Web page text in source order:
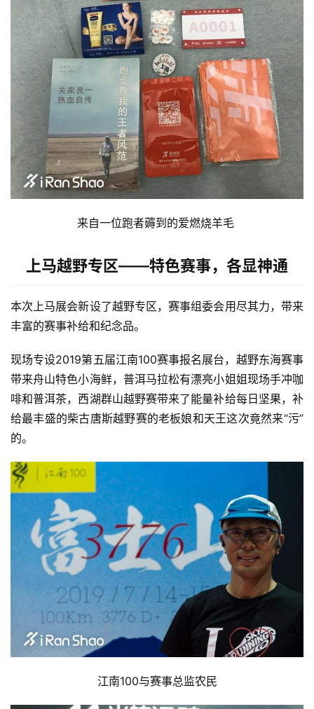
来自一位跑者薅到的爱燃烧羊毛
上马越野专区——特色赛事，各显神通
本次上马展会新设了越野专区，赛事组委会用尽其力，带来
丰富的赛事补给和纪念品。
现场专设2019第五届江南100赛事报名展台，越野东海赛事
带来舟山特色小海鲜，普洱马拉松有漂亮小姐姐现场手冲咖
啡和普洱茶，西湖群山越野赛带来了能量补给每日坚果，补
给最丰盛的柴古唐斯越野赛的老板娘和天王这次竟然来“污”
的。
江南100与赛事总监农民